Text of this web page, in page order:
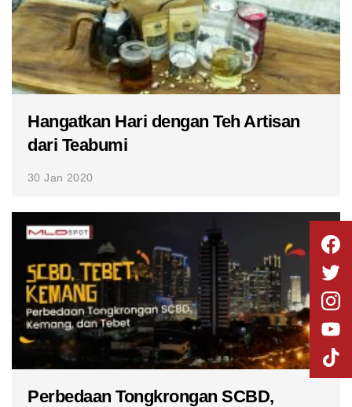
Hangatkan Hari dengan Teh Artisan
dari Teabumi
30 Jan 2020
Perbedaan Tongkrongan SCBD,